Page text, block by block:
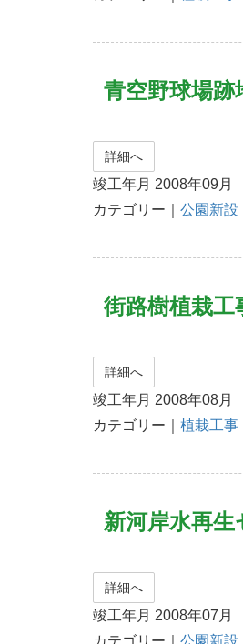
青空野球場跡
詳細へ
竣工年月 2008年09月
カテゴリー｜ 公園新設
街路樹植栽工
詳細へ
竣工年月 2008年08月
カテゴリー｜ 植栽工事
新河岸水再
詳細へ
竣工年月 2008年07月
カテゴリー｜ 公園新設